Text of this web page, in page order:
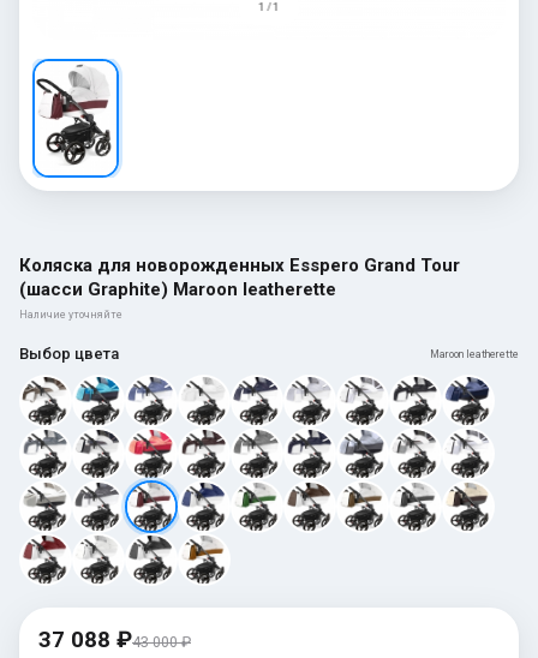
1 / 1
Коляска для новорожденных Esspero Grand Tour
(шасси Graphite) Maroon leatherette
Наличие уточняйте
Выбор цвета Maroon leatherette
37 088 ₽43 000 ₽